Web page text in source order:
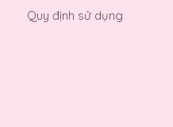
Quy định sử dụng